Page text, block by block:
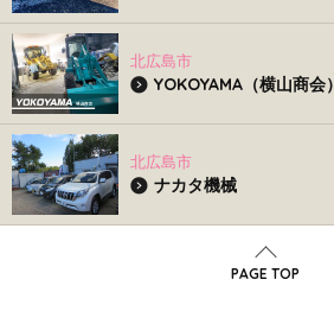
北広島市
YOKOYAMA（横山商会）
北広島市
ナカタ機械
PAGE TOP